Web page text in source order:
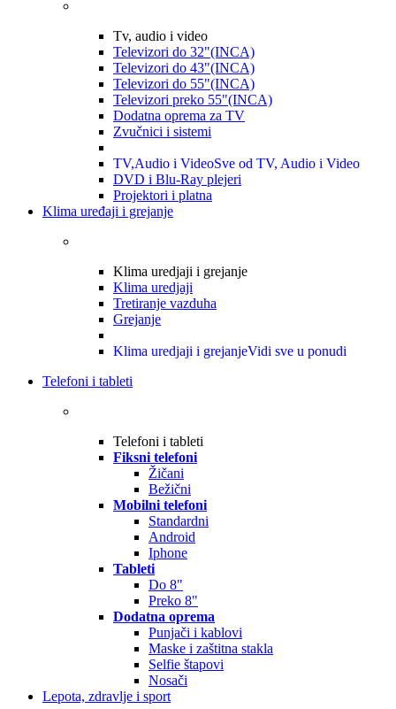
Tv, audio i video
Televizori do 32"(INCA)
Televizori do 43"(INCA)
Televizori do 55"(INCA)
Televizori preko 55"(INCA)
Dodatna oprema za TV
Zvučnici i sistemi
TV,Audio i VideoSve od TV, Audio i Video
DVD i Blu-Ray plejeri
Projektori i platna
Klima uređaji i grejanje
Klima uredjaji i grejanje
Klima uredjaji
Tretiranje vazduha
Grejanje
Klima uredjaji i grejanjeVidi sve u ponudi
Telefoni i tableti
Telefoni i tableti
Fiksni telefoni
Žičani
Bežični
Mobilni telefoni
Standardni
Android
Iphone
Tableti
Do 8"
Preko 8"
Dodatna oprema
Punjači i kablovi
Maske i zaštitna stakla
Selfie štapovi
Nosači
Lepota, zdravlje i sport